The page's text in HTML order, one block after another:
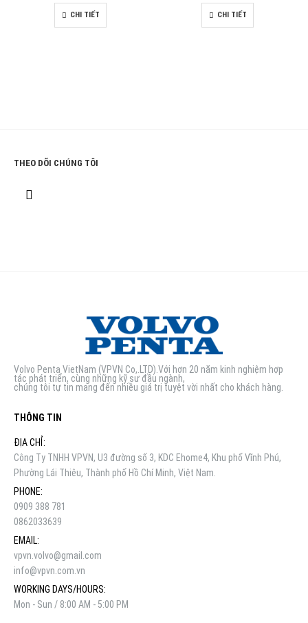
CHI TIẾT CHI TIẾT
THEO DÕI CHÚNG TÔI
Volvo Penta VietNam (VPVN Co,.LTD).Với hơn 20 năm kinh nghiệm hợp
tác phát triển, cùng những kỹ sư đầu ngành,
chúng tôi tự tin mang đến nhiều giá trị tuyệt vời nhất cho khách hàng.
THÔNG TIN
ĐỊA CHỈ:
Công Ty TNHH VPVN, U3 đường số 3, KDC Ehome4, Khu phố Vĩnh Phú,
Phường Lái Thiêu, Thành phố Hồ Chí Minh, Việt Nam.
PHONE:
0909 388 781
0862033639
EMAIL:
vpvn.volvo@gmail.com
info@vpvn.com.vn
WORKING DAYS/HOURS:
Mon - Sun / 8:00 AM - 5:00 PM